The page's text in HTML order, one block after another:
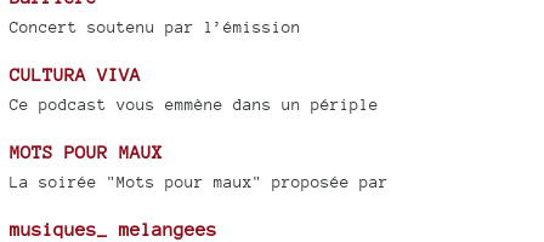
Concert soutenu par l’émission
CULTURA VIVA
Ce podcast vous emmène dans un périple
MOTS POUR MAUX
La soirée "Mots pour maux" proposée par
musiques_ melangees